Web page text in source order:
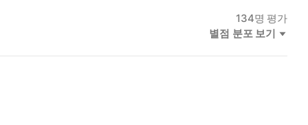
134명 평가
별점 분포 보기